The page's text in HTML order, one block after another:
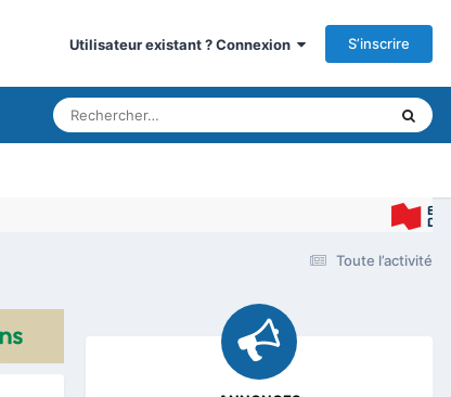
Utilisateur existant ? Connexion S’inscrire
Toute l’activité